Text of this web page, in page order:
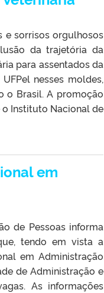
e sorrisos orgulhosos
da trajetória da
para assentados da
nesses moldes,
o Brasil. A promoção
Instituto Nacional de
em
de Pessoas informa
tendo em vista a
em Administração
de Administração e
As informações